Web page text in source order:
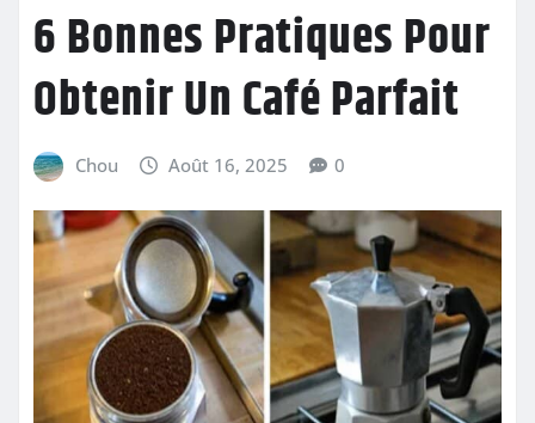
6 Bonnes Pratiques Pour
Obtenir Un Café Parfait
Chou Août 16, 2025 0